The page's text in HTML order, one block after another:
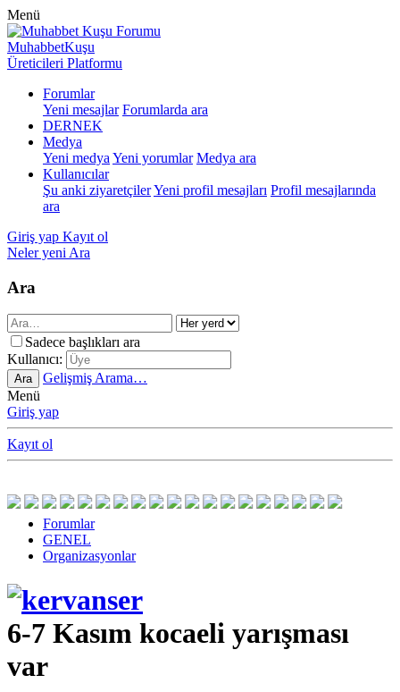
Menü
MuhabbetKuşu
Üreticileri Platformu
Forumlar
Yeni mesajlar Forumlarda ara
DERNEK
Medya
Yeni medya Yeni yorumlar Medya ara
Kullanıcılar
Şu anki ziyaretçilerYeni profil mesajları Profil mesajlarında
ara
Giriş yap Kayıt ol
Neler yeni Ara
Ara
Sadece başlıkları ara
Kullanıcı:
Ara
Gelişmiş Arama…
Menü
Giriş yap
Kayıt ol
Forumlar
GENEL
Organizasyonlar
6-7 Kasım kocaeli yarışması
var